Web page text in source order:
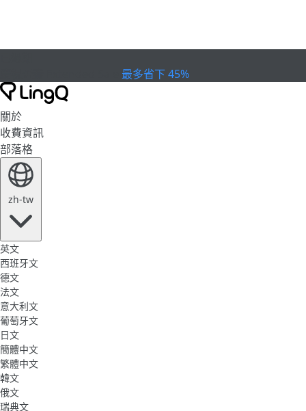
最多省下 45%
關於
收費資訊
部落格
zh-tw
英文
西班牙文
德文
法文
意大利文
葡萄牙文
日文
簡體中文
繁體中文
韓文
俄文
瑞典文